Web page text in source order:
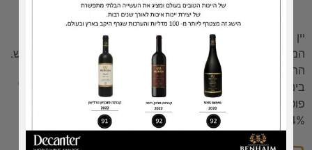
יין אדום יבש ענבים מכרמי היקב בהר מירון, גליל עליון בלנד
המורכב מענבי קברנה סוביניון, מרלו, קברנה פרנק ומעט גראנש.
התיישן 16 חודשים בחביות עץ אלון מובחרות. בעל גוף
בינוני-מלא ונעים לשתייה עם ארומות של פרחים ותבלינים בעל
12.4% כהל בנפח כשר למהדרין. לא מבושל מחיר: 100 ש"ח